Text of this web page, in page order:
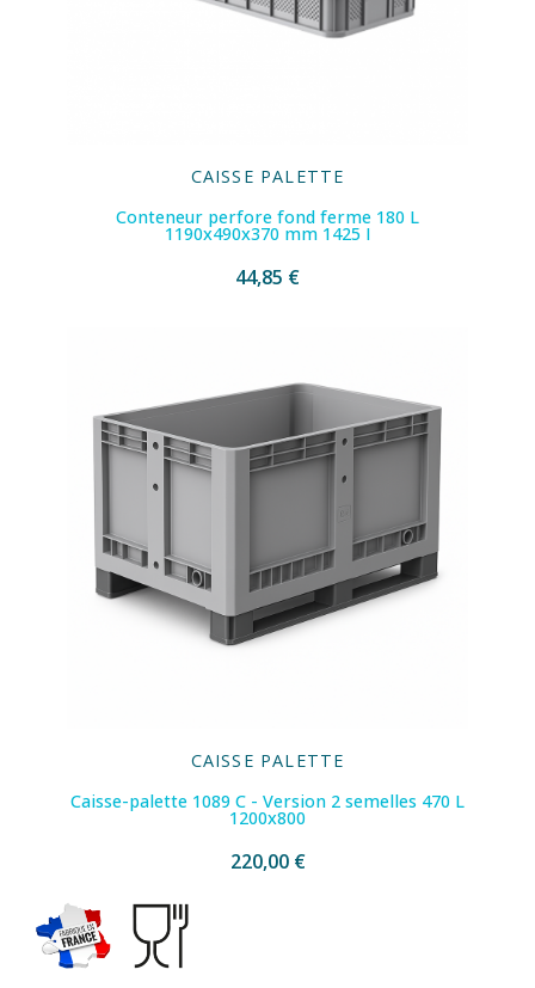
CAISSE PALETTE
Conteneur perfore fond ferme 180 L
1190x490x370 mm 1425 I
44,85 €
CAISSE PALETTE
Caisse-palette 1089 C - Version 2 semelles 470 L
1200x800
220,00 €